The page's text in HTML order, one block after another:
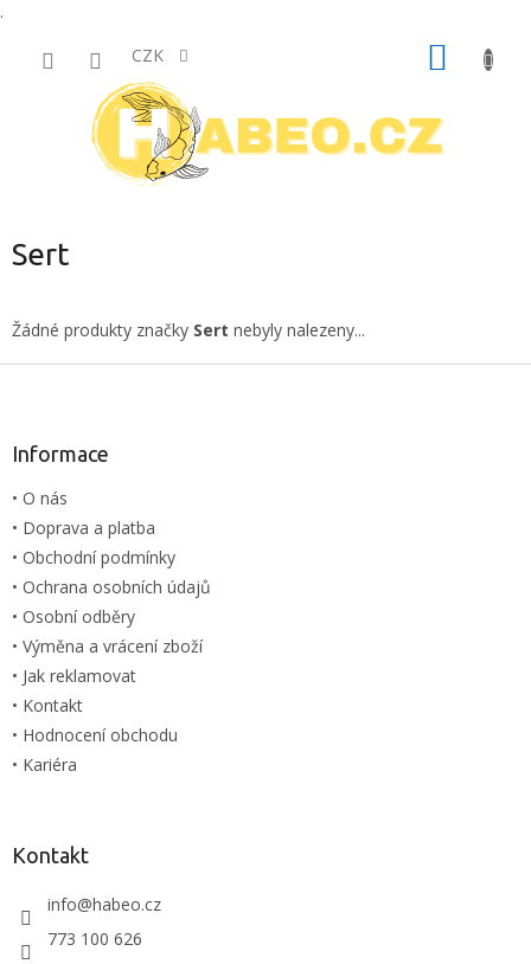
.
CZK
Sert
Žádné produkty značky Sert nebyly nalezeny...
Informace
• O nás
• Doprava a platba
• Obchodní podmínky
• Ochrana osobních údajů
• Osobní odběry
• Výměna a vrácení zboží
• Jak reklamovat
• Kontakt
• Hodnocení obchodu
• Kariéra
Kontakt
info@habeo.cz
773 100 626